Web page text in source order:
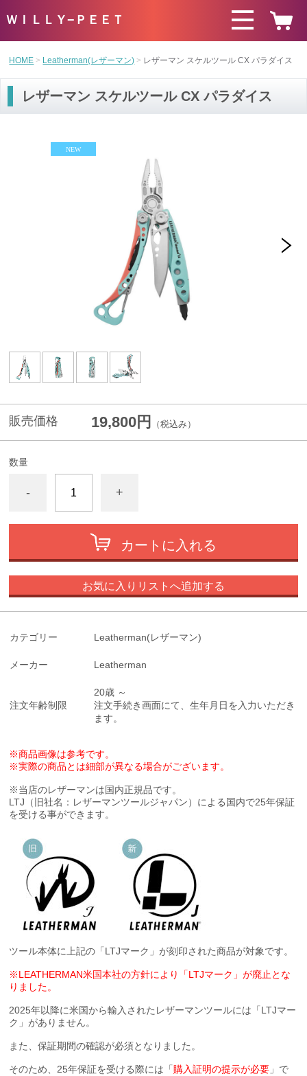
ＷＩＬＬＹ−ＰＥＥＴ
HOME Leatherman(レザーマン) レザーマン スケルツール CX パラダイス
レザーマン スケルツール CX パラダイス
販売価格 19,800円 （税込み）
数量
- +
カートに入れる
お気に入りリストへ追加する
カテゴリー Leatherman(レザーマン)
メーカー Leatherman
注文年齢制限
20歳 ～
注文手続き画面にて、生年月日を入力いただき
ます。
※商品画像は参考です。
※実際の商品とは細部が異なる場合がございます。
※当店のレザーマンは国内正規品です。
LTJ（旧社名：レザーマンツールジャパン）による国内で25年保証
を受ける事ができます。
ツール本体に上記の「LTJマーク」が刻印された商品が対象です。
※LEATHERMAN米国本社の方針により「LTJマーク」が廃止とな
りました。
2025年以降に米国から輸入されたレザーマンツールには「LTJマー
ク」がありません。
また、保証期間の確認が必須となりました。
そのため、25年保証を受ける際には「 購入証明の提示が必要 」で